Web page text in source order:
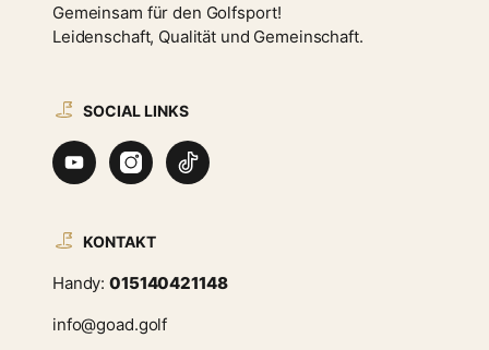
Gemeinsam für den Golfsport!
Leidenschaft, Qualität und Gemeinschaft.
SOCIAL LINKS
KONTAKT
Handy:015140421148
info@goad.golf